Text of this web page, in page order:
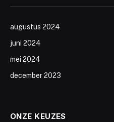
augustus 2024
juni 2024
mei 2024
december 2023
ONZE KEUZES